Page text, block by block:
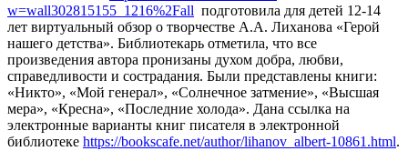
w=wall302815155_1216%2Fall подготовила для детей 12-14
лет виртуальный обзор о творчестве А.А. Лиханова «Герой
нашего детства». Библиотекарь отметила, что все
произведения автора пронизаны духом добра, любви,
справедливости и сострадания. Были представлены книги:
«Никто», «Мой генерал», «Солнечное затмение», «Высшая
мера», «Кресна», «Последние холода». Дана ссылка на
электронные варианты книг писателя в электронной
библиотеке https://bookscafe.net/author/lihanov_albert-10861.html.